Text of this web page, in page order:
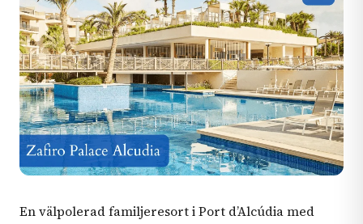
En välpolerad familjeresort i Port d’Alcúdia med